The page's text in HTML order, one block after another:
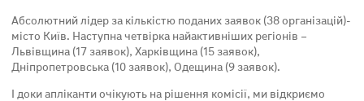
Абсолютний лідер за кількістю поданих заявок (38 організацій)-
місто Київ. Наступна четвірка найактивніших регіонів –
Львівщина (17 заявок), Харківщина (15 заявок),
Дніпропетровська (10 заявок), Одещина (9 заявок).
І доки апліканти очікують на рішення комісії, ми відкриємо